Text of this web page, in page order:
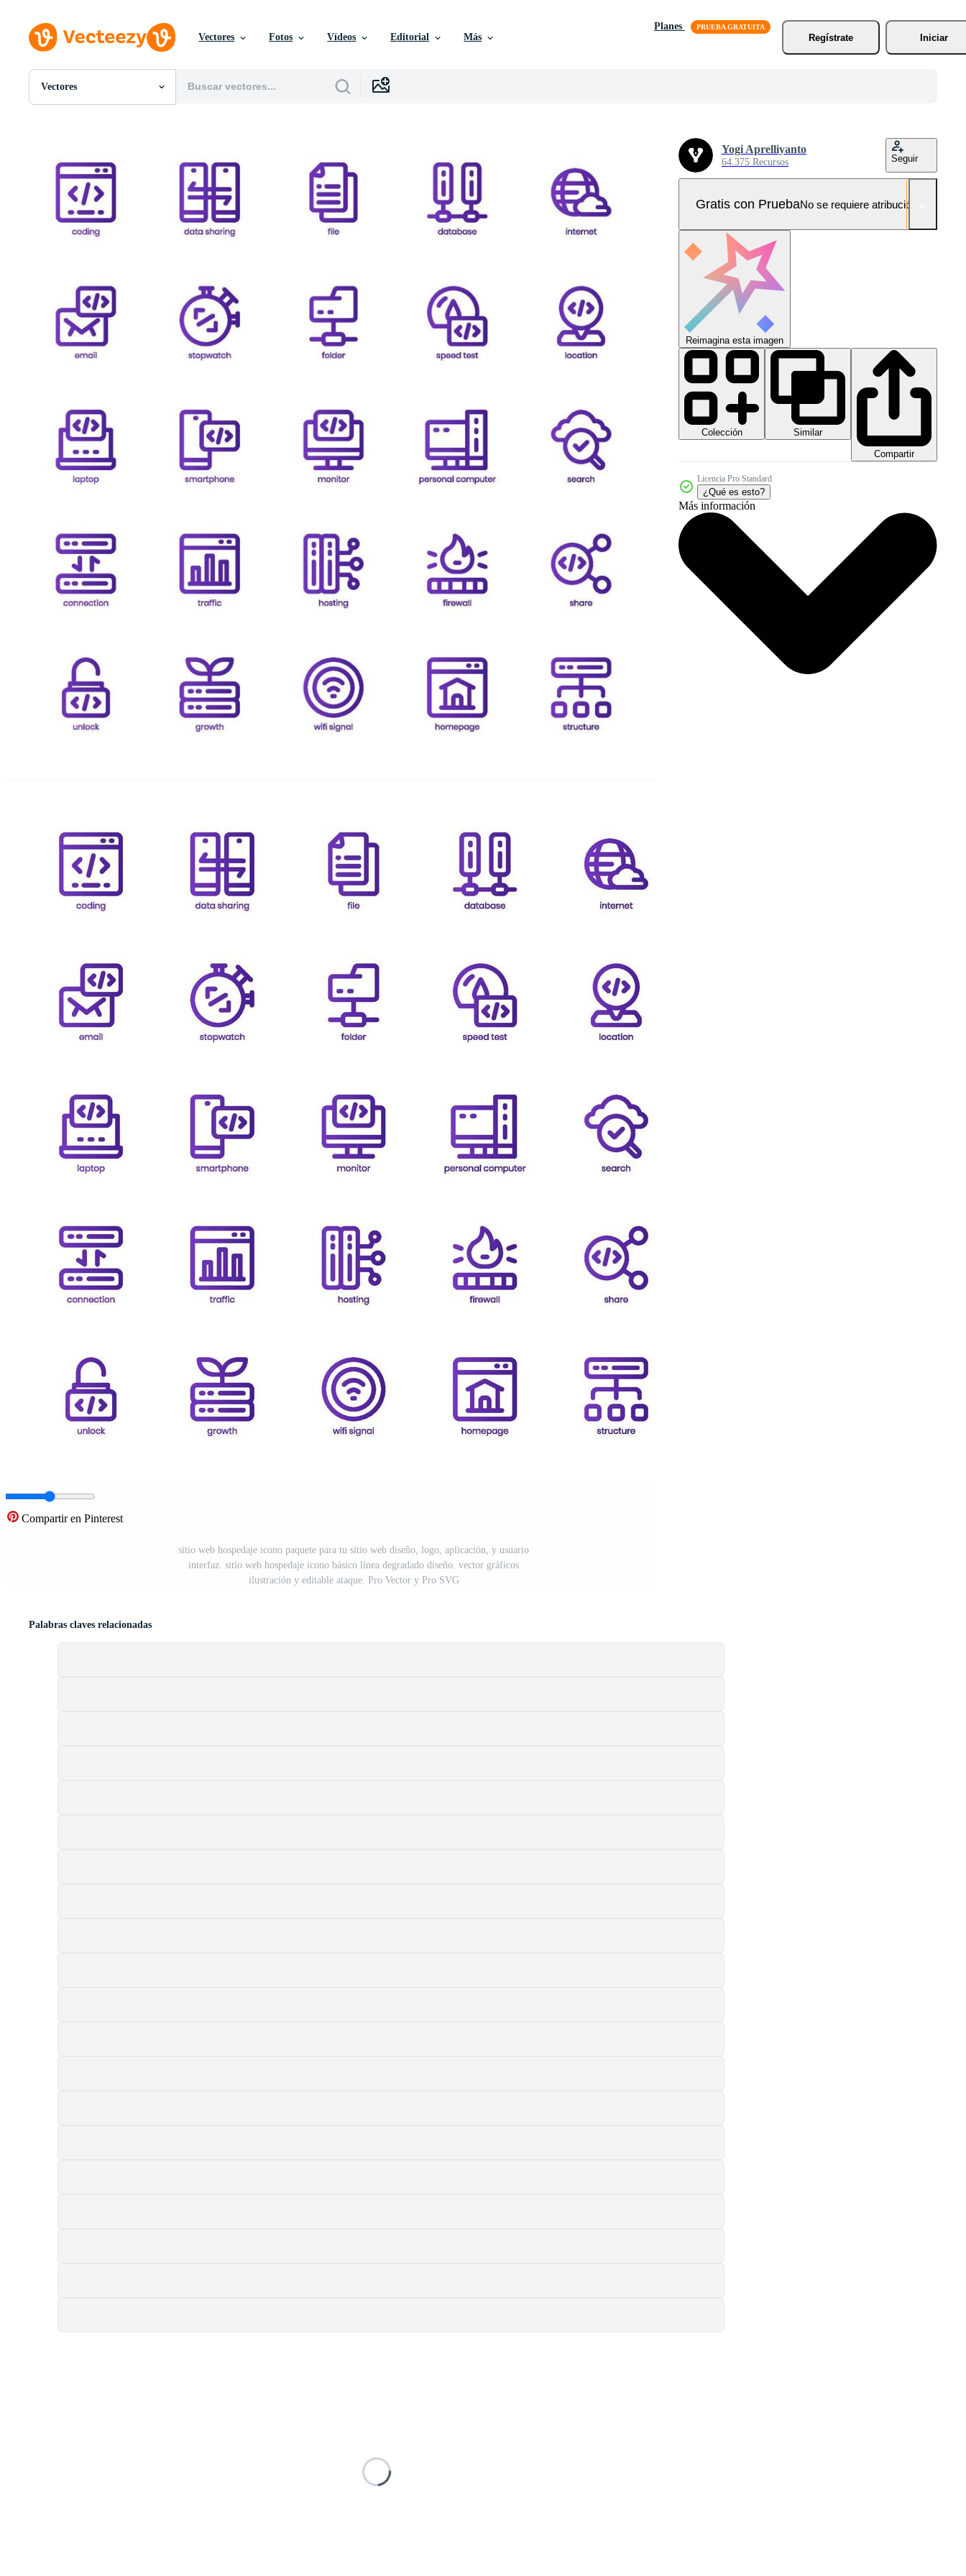
Vectores Fotos Vídeos Editorial Más
Planes
Regístrate
Iniciar
Vectores
Todas Imágenes
SVGs
Plantillas
Vectores
Videos
Gráficos en Movimiento
Imágenes Editoriales
Compartir en Pinterest
sitio web hospedaje icono paquete para tu sitio web diseño, logo, aplicación, y usuario
interfaz. sitio web hospedaje icono básico línea degradado diseño. vector gráficos
ilustración y editable ataque. Pro Vector y Pro SVG
Yogi Aprelliyanto
64.375 Recursos Seguir
Gratis con PruebaNo se requiere atribución!
Reimagina esta imagen
Colección
Similar
Compartir
Licencia Pro Standard
¿Qué es esto?
Más información
Palabras claves relacionadas